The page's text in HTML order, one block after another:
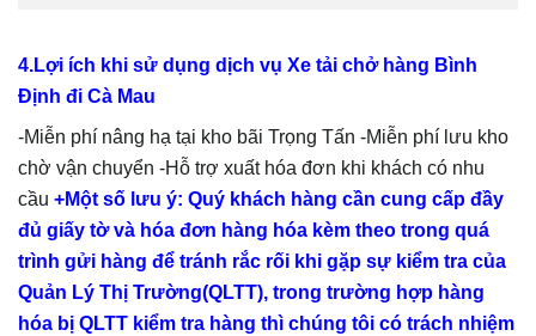
4.Lợi ích khi sử dụng dịch vụ Xe tải chở hàng Bình
Định đi Cà Mau
-Miễn phí nâng hạ tại kho bãi Trọng Tấn -Miễn phí lưu kho
chờ vận chuyển -Hỗ trợ xuất hóa đơn khi khách có nhu
cầu +Một số lưu ý: Quý khách hàng cần cung cấp đầy
đủ giấy tờ và hóa đơn hàng hóa kèm theo trong quá
trình gửi hàng để tránh rắc rối khi gặp sự kiểm tra của
Quản Lý Thị Trường(QLTT), trong trường hợp hàng
hóa bị QLTT kiểm tra hàng thì chúng tôi có trách nhiệm